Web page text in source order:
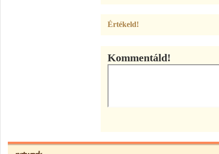
Értékeld!
Kommentáld!